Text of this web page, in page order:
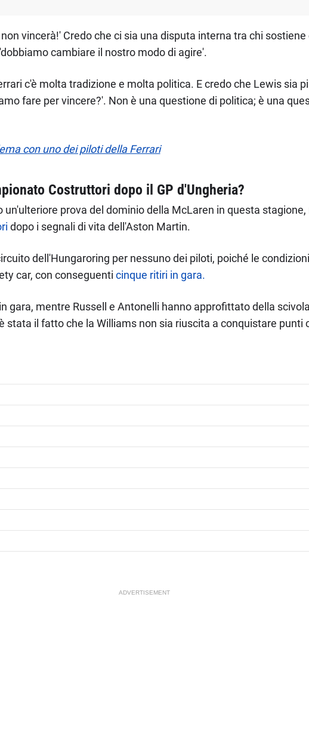
vincerà!' Credo che ci sia una disputa interna tra chi
cambiare il nostro modo di agire'.
c'è molta tradizione e molta politica. E credo che Lewis sia
fare per vincere?'. Non è una questione di politica; è una
con uno dei piloti della Ferrari
Costruttori dopo il GP d'Ungheria?
un'ulteriore prova del dominio della McLaren in questa
dopo i segnali di vita dell'Aston Martin.
dell'Hungaroring per nessuno dei piloti, poiché le
car, con conseguenti cinque ritiri in gara.
gara, mentre Russell e Antonelli hanno approfittato della
stata il fatto che la Williams non sia riuscita a conquistare punti
ADVERTISEMENT